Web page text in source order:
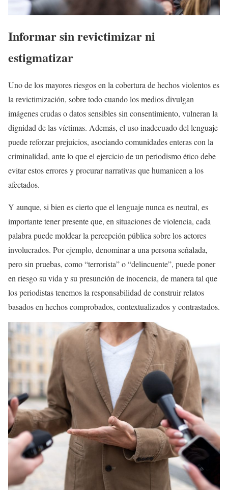
Informar sin revictimizar ni
estigmatizar
Uno de los mayores riesgos en la cobertura de hechos violentos es
la revictimización, sobre todo cuando los medios divulgan
imágenes crudas o datos sensibles sin consentimiento, vulneran la
dignidad de las víctimas. Además, el uso inadecuado del lenguaje
puede reforzar prejuicios, asociando comunidades enteras con la
criminalidad, ante lo que el ejercicio de un periodismo ético debe
evitar estos errores y procurar narrativas que humanicen a los
afectados.
Y aunque, si bien es cierto que el lenguaje nunca es neutral, es
importante tener presente que, en situaciones de violencia, cada
palabra puede moldear la percepción pública sobre los actores
involucrados. Por ejemplo, denominar a una persona señalada,
pero sin pruebas, como “terrorista” o “delincuente”, puede poner
en riesgo su vida y su presunción de inocencia, de manera tal que
los periodistas tenemos la responsabilidad de construir relatos
basados en hechos comprobados, contextualizados y contrastados.